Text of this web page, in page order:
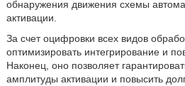
обнаружения движения схемы
активации.
За счет оцифровки всех видов
оптимизировать интегрирование и
Наконец, оно позволяет
амплитуды активации и повысить